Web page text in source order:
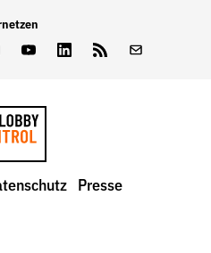
Instagram
YoutubeLinkedInFeed
Presse